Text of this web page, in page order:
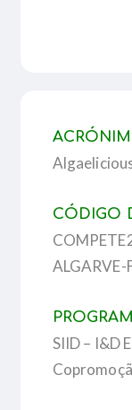
CÓDIGO
SIID – I&D